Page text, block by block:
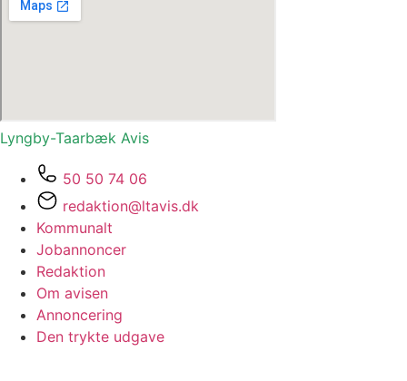
Lyngby-Taarbæk Avis
50 50 74 06
redaktion@ltavis.dk
Kommunalt
Jobannoncer
Redaktion
Om avisen
Annoncering
Den trykte udgave